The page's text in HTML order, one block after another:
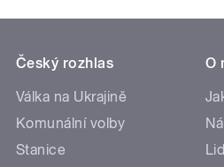
Český rozhlas
Válka na Ukrajině
Komunální volby
Stanice
O